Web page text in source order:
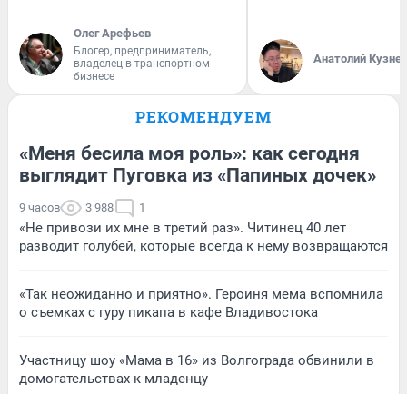
Олег Арефьев
Блогер, предприниматель,
владелец в транспортном
бизнесе
Анатолий
РЕКОМЕНДУЕМ
«Меня бесила моя роль»: как сегодня
выглядит Пуговка из «Папиных дочек»
9 часов 3 988 1
«Не привози их мне в третий раз». Читинец 40 лет
разводит голубей, которые всегда к нему возвращаются
«Так неожиданно и приятно». Героиня мема вспомнила
о съемках с гуру пикапа в кафе Владивостока
Участницу шоу «Мама в 16» из Волгограда обвинили в
домогательствах к младенцу